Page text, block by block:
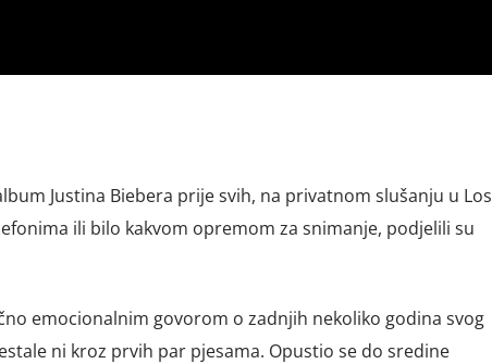
Justina Biebera prije svih, na privatnom slušanju u Los
ili bilo kakvom opremom za snimanje, podjelili su
emocionalnim govorom o zadnjih nekoliko godina svog
ni kroz prvih par pjesama. Opustio se do sredine